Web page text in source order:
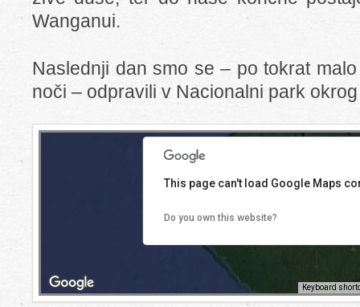
Wanganui.
Naslednji dan smo se – po tokrat
noči – odpravili v Nacionalni park
development purposes only For development purposes only
Keyboard
This page can't load Google Maps
Do you own this website?